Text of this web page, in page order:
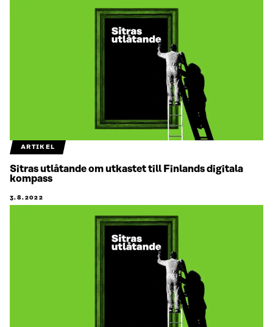
ARTIKEL
Sitras utlåtande om utkastet till Finlands digitala
kompass
3.8.2022